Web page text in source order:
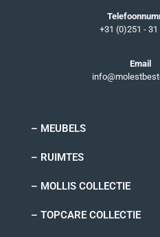
+31 (0)251 - 31
Email
– MEUBELS
– RUIMTES
– MOLLIS COLLECTIE
– TOPCARE COLLECTIE